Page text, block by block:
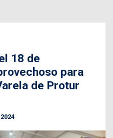
18 de
para
de Protur